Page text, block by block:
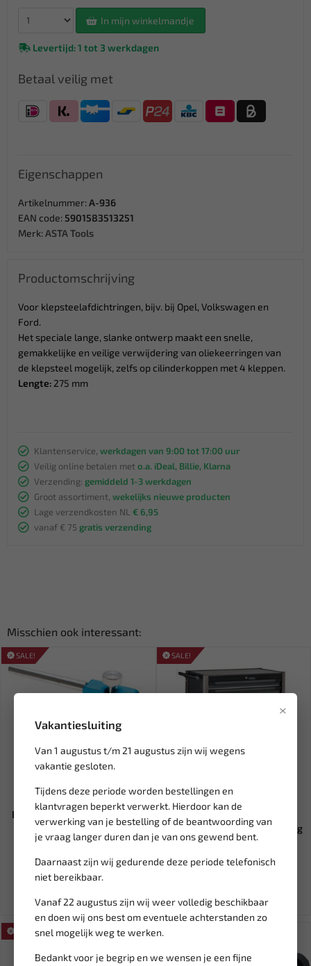
×
Vakantiesluiting
Van 1 augustus t/m 21 augustus zijn wij wegens
vakantie gesloten.
Tijdens deze periode worden bestellingen en
klantvragen beperkt verwerkt. Hierdoor kan de
verwerking van je bestelling of de beantwoording van
je vraag langer duren dan je van ons gewend bent.
Daarnaast zijn wij gedurende deze periode telefonisch
niet bereikbaar.
Vanaf 22 augustus zijn wij weer volledig beschikbaar
en doen wij ons best om eventuele achterstanden zo
snel mogelijk weg te werken.
Bedankt voor je begrip en we wensen je een fijne
In mijn winkelmandje
Levertijd: 1 tot 3 werkdagen
Betaal veilig met
Eigenschappen
Artikelnummer: A-936
EAN code: 5901583513251
Merk: ASTA Tools
Productomschrijving
Voor klepsteelafdichtringen, bijv. bij Opel, Volkswagen en
Ford.
Het speciale lange, slanke ontwerp maakt een snelle,
gemakkelijke en veilige verwijdering van oliekeerringen van
de klepsteel mogelijk, zelfs op cilinderkoppen met 4 kleppen.
Lengte: 275 mm
Klantenservice, werkdagen van 9:00 tot 17:00 uur
Veilig online betalen met o.a. iDeal, Billie, Klarna
Verzending: gemiddeld 1-3 werkdagen
Groot assortiment, wekelijks nieuwe producten
Lage verzendkosten NL € 6,95
vanaf € 75 gratis verzending
Misschien ook interessant:
SALE!
Leverbaar
BGS Trekkerset voor BGS 865
865-1
57,13
67,22
Ex. btw: € 47,22
SALE!
Leverbaar
FORCE Jumbo
gereedschapswagen 607-delig
(Foam) ges...
3.661,46
4.307,60
SALE!